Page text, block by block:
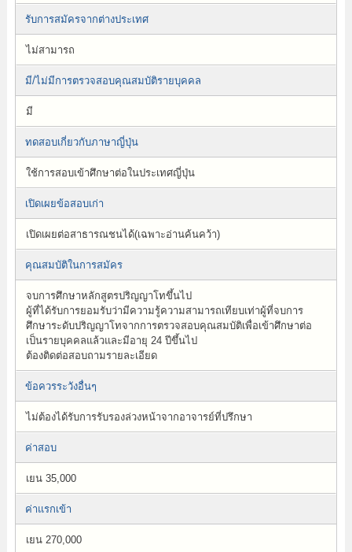
รับการสมัครจากต่างประเทศ
ไม่สามารถ
มี/ไม่มีการตรวจสอบคุณสมบัติรายบุคคล
มี
ทดสอบเกี่ยวกับภาษาญี่ปุ่น
ใช้การสอบเข้าศึกษาต่อในประเทศญี่ปุ่น
เปิดเผยข้อสอบเก่า
เปิดเผยต่อสาธารณชนได้(เฉพาะอ่านค้นคว้า)
คุณสมบัติในการสมัคร
จบการศึกษาหลักสูตรปริญญาโทขึ้นไป
ผู้ที่ได้รับการยอมรับว่ามีความรู้ความสามารถเทียบเท่าผู้ที่จบการ
ศึกษาระดับปริญญาโทจากการตรวจสอบคุณสมบัติเพื่อเข้าศึกษาต่อ
เป็นรายบุคคลแล้วและมีอายุ 24 ปีขึ้นไป
ต้องติดต่อสอบถามรายละเอียด
ข้อควรระวังอื่นๆ
ไม่ต้องได้รับการรับรองล่วงหน้าจากอาจารย์ที่ปรึกษา
ค่าสอบ
เยน 35,000
ค่าแรกเข้า
เยน 270,000